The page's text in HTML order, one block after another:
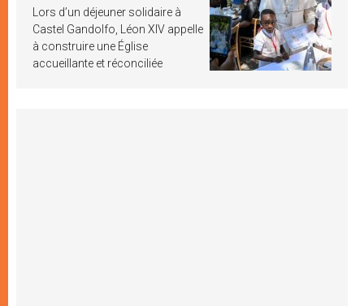
Lors d’un déjeuner solidaire à
Castel Gandolfo, Léon XIV appelle
à construire une Église
accueillante et réconciliée